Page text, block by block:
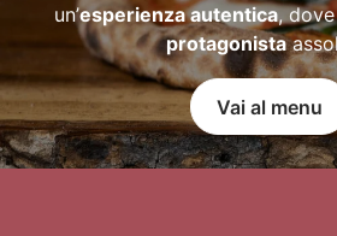
un’esperienza autentica,
protagonista
Vai al menu